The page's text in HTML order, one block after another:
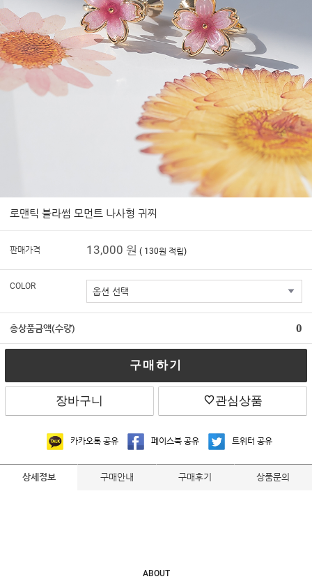
로맨틱 블라썸 모먼트 나사형 귀찌
판매가격 13,000 원 ( 130원 적립)
COLOR
총상품금액(수량) 0
구매하기
장바구니 관심상품
카카오톡 공유 페이스북 공유 트위터 공유
상세정보 구매안내 구매후기 상품문의
ABOUT